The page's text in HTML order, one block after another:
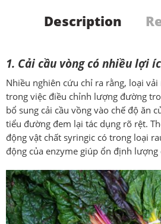
Description
1. Cải cầu vòng có nhiều lợi
Nhiều nghiên cứu chỉ ra rằng, loại
trong việc điều chỉnh lượng đường
bổ sung cải cầu vồng vào chế độ ăn
tiểu đường đem lại tác dụng rõ rệt.
động vật chất syringic có trong loại
động của enzyme giúp ổn định